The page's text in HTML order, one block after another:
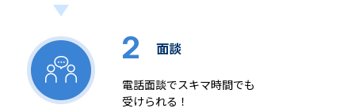
2 面談
電話面談でスキマ時間でも
受けられる！